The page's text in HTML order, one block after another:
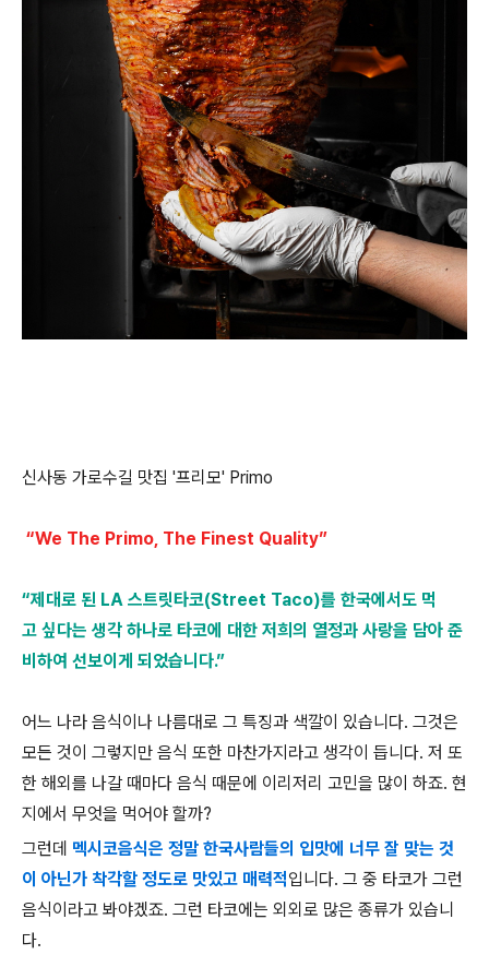
신사동 가로수길 맛집 '프리모' Primo
“We The Primo, The Finest Quality”
“제대로 된 LA 스트릿타코(Street Taco)를 한국에서도 먹
고 싶다는 생각 하나로 타코에 대한 저희의 열정과 사랑을 담아 준
비하여 선보이게 되었습니다.”
어느 나라 음식이나 나름대로 그 특징과 색깔이 있습니다. 그것은
모든 것이 그렇지만 음식 또한 마찬가지라고 생각이 듭니다. 저 또
한 해외를 나갈 때마다 음식 때문에 이리저리 고민을 많이 하죠. 현
지에서 무엇을 먹어야 할까?
그런데 멕시코음식은 정말 한국사람들의 입맛에 너무 잘 맞는 것
이 아닌가 착각할 정도로 맛있고 매력적입니다. 그 중 타코가 그런
음식이라고 봐야겠죠. 그런 타코에는 외외로 많은 종류가 있습니
다.